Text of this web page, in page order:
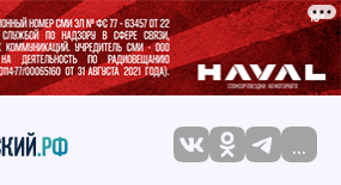
...